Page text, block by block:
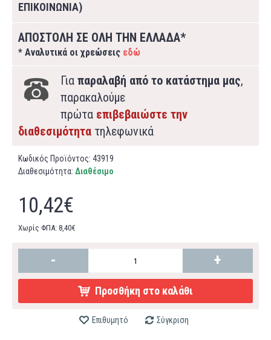
ΕΠΙΚΟΙΝΩΝΙΑ)
ΑΠΟΣΤΟΛΗ ΣΕ ΟΛΗ ΤΗΝ ΕΛΛΑΔΑ*
* Αναλυτικά οι χρεώσεις εδώ
Για παραλαβή από το κατάστημα μας,
παρακαλούμε
πρώτα επιβεβαιώστε την
διαθεσιμότητα τηλεφωνικά
Κωδικός Προϊόντος: 43919
Διαθεσιμότητα: Διαθέσιμο
10,42€
Χωρίς ΦΠΑ: 8,40€
- +
Προσθήκη στο καλάθι
Επιθυμητό Σύγκριση